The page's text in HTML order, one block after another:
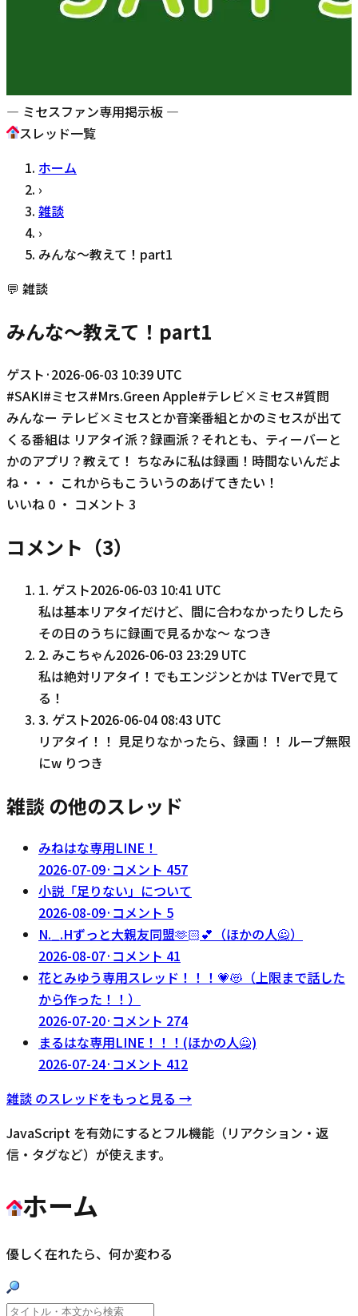
— ミセスファン専用掲示板 —
スレッド一覧
ホーム
›
雑談
›
みんな〜教えて！part1
💬 雑談
みんな〜教えて！part1
ゲスト ·2026-06-03 10:39 UTC
#SAKI#ミセス#Mrs.Green Apple#テレビ×ミセス#質問
みんなー テレビ×ミセスとか音楽番組とかのミセスが出て
くる番組は リアタイ派？録画派？それとも、ティーバーと
かのアプリ？教えて！ ちなみに私は録画！時間ないんだよ
ね・・・ これからもこういうのあげてきたい！
いいね 0 ・ コメント 3
コメント（3）
1. ゲスト2026-06-03 10:41 UTC
私は基本リアタイだけど、間に合わなかったりしたら
その日のうちに録画で見るかな～ なつき
2. みこちゃん2026-06-03 23:29 UTC
私は絶対リアタイ！でもエンジンとかは TVerで見て
る！
3. ゲスト2026-06-04 08:43 UTC
リアタイ！！ 見足りなかったら、録画！！ ループ無限
にw りつき
雑談 の他のスレッド
みねはな専用LINE！
2026-07-09· コメント 457
小説「足りない」について
2026-08-09· コメント 5
N._.Hずっと大親友同盟‪🫶🏻‬💕︎︎（ほかの人🙅）
2026-08-07· コメント 41
花とみゆう専用スレッド！！！💗😻（上限まで話した
から作った！！）
2026-07-20· コメント 274
まるはな専用LINE！！！(ほかの人🙅)
2026-07-24· コメント 412
雑談 のスレッドをもっと見る →
JavaScript を有効にするとフル機能（リアクション・返
信・タグなど）が使えます。
ホーム
優しく在れたら、何か変わる